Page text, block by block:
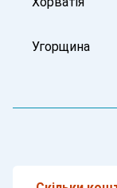
Угорщина